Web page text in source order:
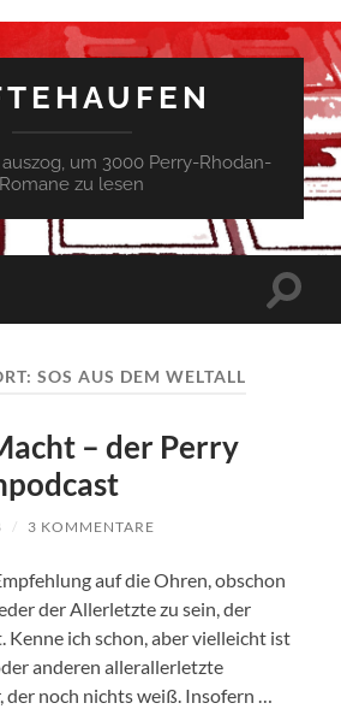
um 3000 Perry-Rhodan-
Romane zu lesen
SOS AUS DEM WELTALL
– der Perry
/ 3 KOMMENTARE
auf die Ohren, obschon
der Allerletzte zu sein, der
ich schon, aber vielleicht ist
anderen allerallerletzte
der noch nichts weiß. Insofern …